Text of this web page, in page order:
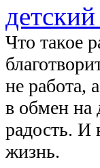
Что такое
не работа,
в обмен на
радость. И
жизнь.